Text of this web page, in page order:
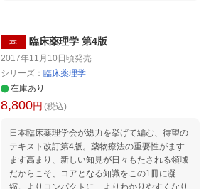
本 臨床薬理学 第4版
2017年11月10日頃発売
シリーズ： 臨床薬理学
在庫あり
8,800円 (税込)
日本臨床薬理学会が総力を挙げて編む、待望の
テキスト改訂第4版。薬物療法の重要性がます
ます高まり、新しい知見が日々もたされる領域
だからこそ、コアとなる知識をこの1冊に凝
縮。よりコンパクトに、よりわかりやすくなり